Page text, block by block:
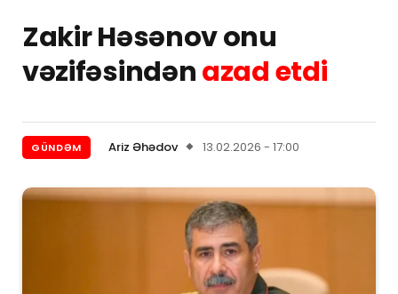
Zakir Həsənov onu
vəzifəsindənazad etdi
GÜNDƏM Ariz Əhədov 13.02.2026 - 17:00